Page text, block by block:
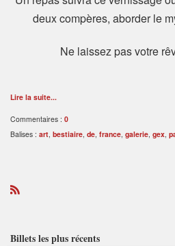
deux compères, aborder le
Ne laissez pas votre
Lire la suite...
Commentaires : 0
Balises : art, bestiaire, de, france, galerie, gex,
R
Billets les plus récents